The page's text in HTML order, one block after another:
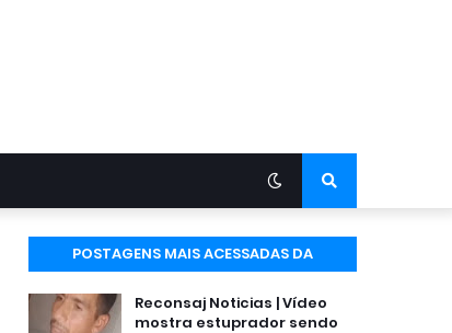
POSTAGENS MAIS ACESSADAS DA
Reconsaj Noticias | Vídeo
mostra estuprador sendo